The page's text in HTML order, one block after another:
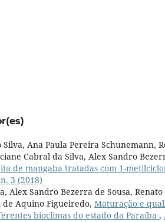
Ana Paula Pereira Schunemann,
Cabral da Silva, Alex Sandro
de mangaba tratadas com 1-
3 (2018)
Alex Sandro Bezerra de Sousa,
de Aquino Figueiredo, Maturação e
bioclimas do estado da Paraíba ,